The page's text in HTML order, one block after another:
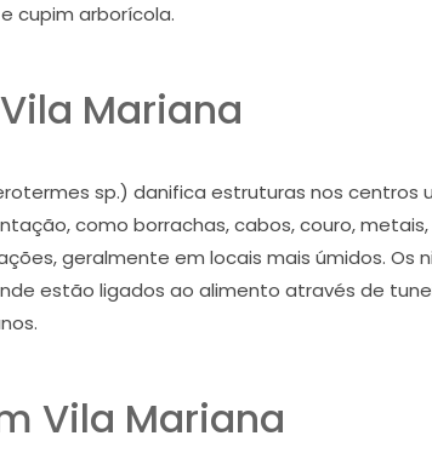
cupim arborícola.
Mariana
sp.) danifica estruturas nos centros
como borrachas, cabos, couro,
geralmente em locais mais úmidos. Os
estão ligados ao alimento através de
Vila Mariana